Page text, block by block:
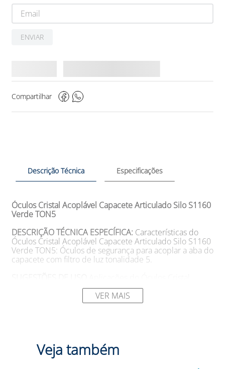
ENVIAR
Compartilhar
Descrição Técnica Especificações
Óculos Cristal Acoplável Capacete Articulado Silo S1160
Verde TON5
DESCRIÇÃO TÉCNICA ESPECÍFICA: Características do
Óculos Cristal Acoplável Capacete Articulado Silo S1160
Verde TON5: Óculos de segurança para acoplar a aba do
capacete com filtro de luz tonalidade 5.
Acoplável Capacete Articulado Silo S1160 Verde TON5:
Utilizado junto com o capacete.
com a luz excessiva ao utilizar capacetes de segurança
em ambientes de trabalho? Com Óculos Cristal
Acoplável Capacete Articulado Silo S1160 Verde TON5,
VER MAIS
Veja também